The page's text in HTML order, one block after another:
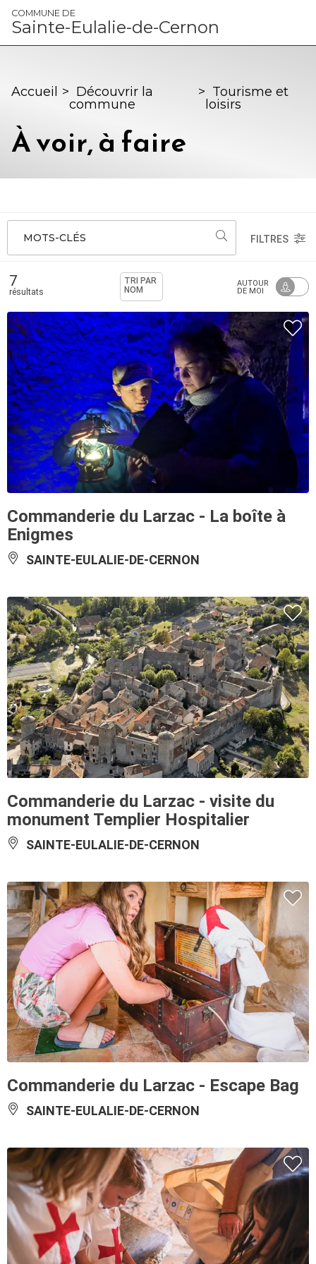
Panneau de gestion des cookies
COMMUNE DE
Sainte-Eulalie-de-Cernon
Accueil > Découvrir la
commune
> Tourisme et
loisirs
À voir, à faire
MOTS-CLÉS FILTRES
7
résultats
TRI PAR
NOM
AUTOUR
DE MOI
Commanderie du Larzac - La boîte à
Enigmes
SAINTE-EULALIE-DE-CERNON
Commanderie du Larzac - visite du
monument Templier Hospitalier
SAINTE-EULALIE-DE-CERNON
Commanderie du Larzac - Escape Bag
SAINTE-EULALIE-DE-CERNON